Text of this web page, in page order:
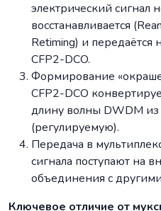
электрический сигнал
восстанавливается
Retiming) и
CFP2-DCO.
Формирование
CFP2-DCO
длину волны DWDM из
(регулируемую).
Передача в
сигнала поступают на
объединения с
Ключевое отличие от